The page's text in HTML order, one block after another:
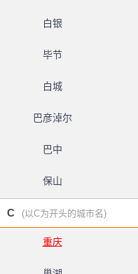
白银
毕节
白城
巴彦淖尔
巴中
保山
C (以C为开头的城市名)
重庆